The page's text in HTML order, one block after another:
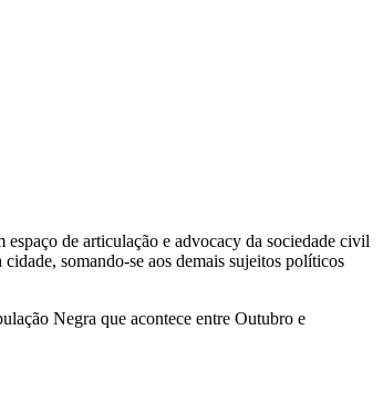
de articulação e advocacy da sociedade civil
somando-se aos demais sujeitos políticos
Negra que acontece entre Outubro e